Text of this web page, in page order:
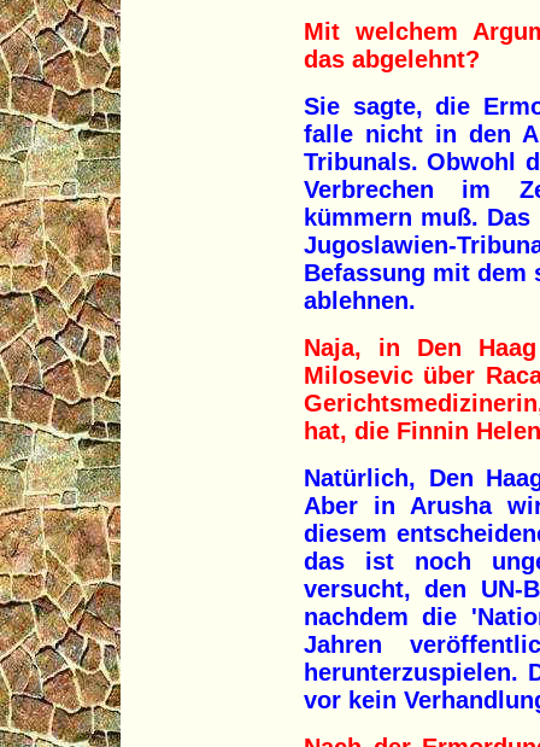
Mit welchem
das abgelehnt?
Sie sagte, die
falle nicht in den
Tribunals. Obwohl
Verbrechen im
kümmern muß.
Jugoslawien-
Befassung mit dem
ablehnen.
Naja, in Den
Milosevic über
hat, die Finnin
Natürlich, Den
Aber in Arusha
diesem
das ist noch
versucht, den UN-
nachdem die
Jahren
herunterzuspielen.
vor kein